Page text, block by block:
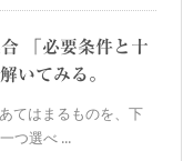
「必要条件と十
解いてみる。
まるものを、下
つ選べ ...